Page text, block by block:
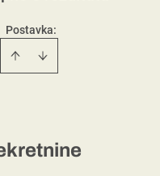
Postavka: